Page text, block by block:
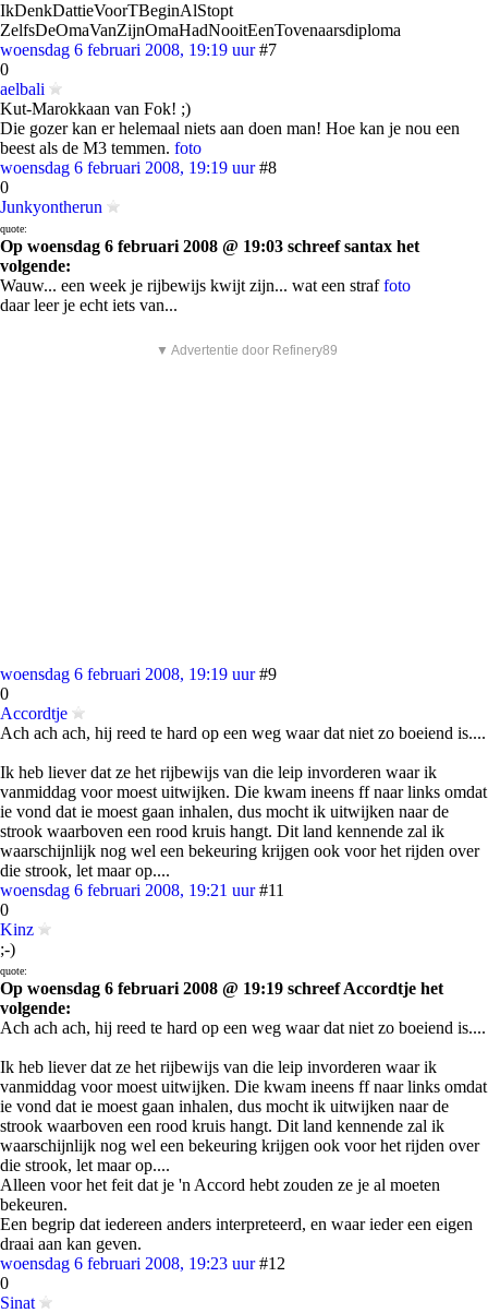
IkDenkDattieVoorTBeginAlStopt
ZelfsDeOmaVanZijnOmaHadNooitEenTovenaarsdiploma
woensdag 6 februari 2008, 19:19 uur #7
0
aelbali
Kut-Marokkaan van Fok! ;)
Die gozer kan er helemaal niets aan doen man! Hoe kan je nou een
beest als de M3 temmen. foto
woensdag 6 februari 2008, 19:19 uur #8
0
Junkyontherun
quote:
Op woensdag 6 februari 2008 @ 19:03 schreef santax het
volgende:
Wauw... een week je rijbewijs kwijt zijn... wat een straffoto
daar leer je echt iets van...
▼ Advertentie door Refinery89
woensdag 6 februari 2008, 19:19 uur #9
0
Accordtje
Ach ach ach, hij reed te hard op een weg waar dat niet zo boeiend is....
Ik heb liever dat ze het rijbewijs van die leip invorderen waar ik
vanmiddag voor moest uitwijken. Die kwam ineens ff naar links omdat
ie vond dat ie moest gaan inhalen, dus mocht ik uitwijken naar de
strook waarboven een rood kruis hangt. Dit land kennende zal ik
waarschijnlijk nog wel een bekeuring krijgen ook voor het rijden over
die strook, let maar op....
woensdag 6 februari 2008, 19:21 uur #11
0
Kinz
;-)
quote:
Op woensdag 6 februari 2008 @ 19:19 schreef Accordtje het
volgende:
Ach ach ach, hij reed te hard op een weg waar dat niet zo boeiend is....
Ik heb liever dat ze het rijbewijs van die leip invorderen waar ik
vanmiddag voor moest uitwijken. Die kwam ineens ff naar links omdat
ie vond dat ie moest gaan inhalen, dus mocht ik uitwijken naar de
strook waarboven een rood kruis hangt. Dit land kennende zal ik
waarschijnlijk nog wel een bekeuring krijgen ook voor het rijden over
die strook, let maar op....
Alleen voor het feit dat je 'n Accord hebt zouden ze je al moeten
bekeuren.
Een begrip dat iedereen anders interpreteerd, en waar ieder een eigen
draai aan kan geven.
woensdag 6 februari 2008, 19:23 uur #12
0
Sinat